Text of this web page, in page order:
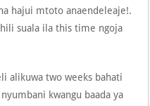
hajui mtoto anaendeleaje!.
suala ila this time ngoja
alikuwa two weeks bahati
kwangu baada ya